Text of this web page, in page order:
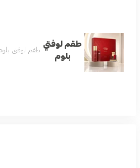
طقم لوفتي
بلوم
طقم لوفتي